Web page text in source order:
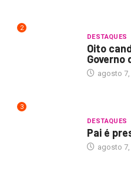
2
DESTAQUES
Oito
Governo
agosto 7,
3
DESTAQUES
Pai é
agosto 7,